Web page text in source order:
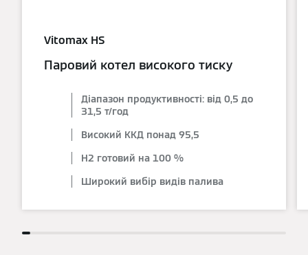
Vitomax HS
Паровий котел високого тиску
Діапазон продуктивності: від 0,5 до
31,5 т/год
Високий ККД понад 95,5
H2 готовий на 100 %
Широкий вибір видів палива